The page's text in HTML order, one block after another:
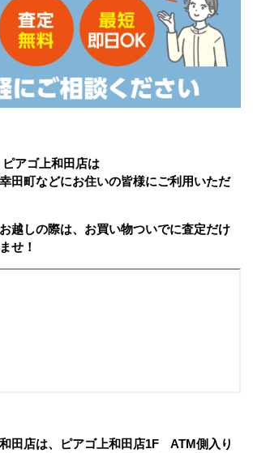
アゴ上和田店は
田町などにお住いの皆様にご利用いただ
越しの際は、お買い物ついでに査定だけ
せ！
田店は、ピアゴ上和田店1F ATM側入り